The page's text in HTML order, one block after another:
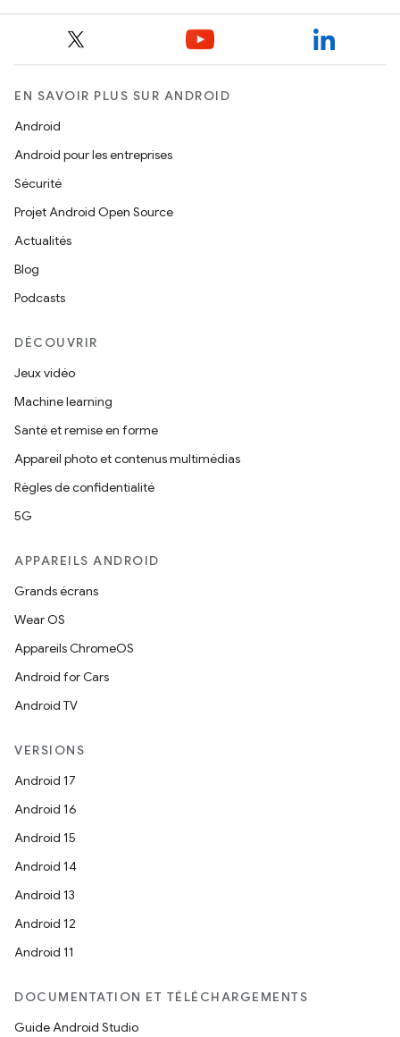
EN SAVOIR PLUS SUR ANDROID
Android
Android pour les entreprises
Sécurité
Projet Android Open Source
Actualités
Blog
Podcasts
DÉCOUVRIR
Jeux vidéo
Machine learning
Santé et remise en forme
Appareil photo et contenus multimédias
Règles de confidentialité
5G
APPAREILS ANDROID
Grands écrans
Wear OS
Appareils ChromeOS
Android for Cars
Android TV
VERSIONS
Android 17
Android 16
Android 15
Android 14
Android 13
Android 12
Android 11
DOCUMENTATION ET TÉLÉCHARGEMENTS
Guide Android Studio